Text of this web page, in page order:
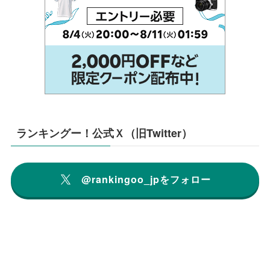
ランキングー！公式Ｘ（旧Twitter）
@rankingoo_jpをフォロー